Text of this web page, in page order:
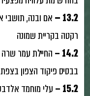
13.2
– אם ובנה, תושבי
רקטה בקריית שמונה
14.2 –
החיילת עמר
בבסיס פיקוד הצפון בצפת
15.2 –
עלי מוחמד